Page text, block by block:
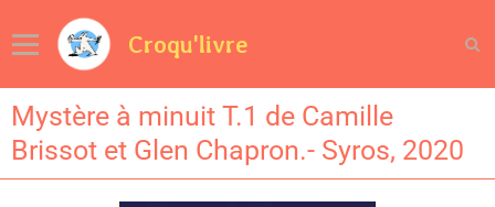
Croqu'livre
Mystère à minuit T.1 de Camille
Brissot et Glen Chapron.- Syros, 2020